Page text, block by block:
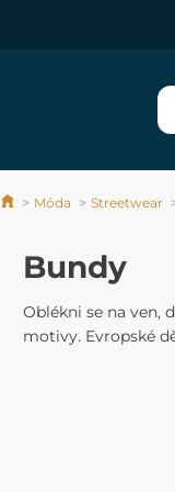
Móda Streetwear
Bundy
Oblékni se na ven,
motivy. Evropské